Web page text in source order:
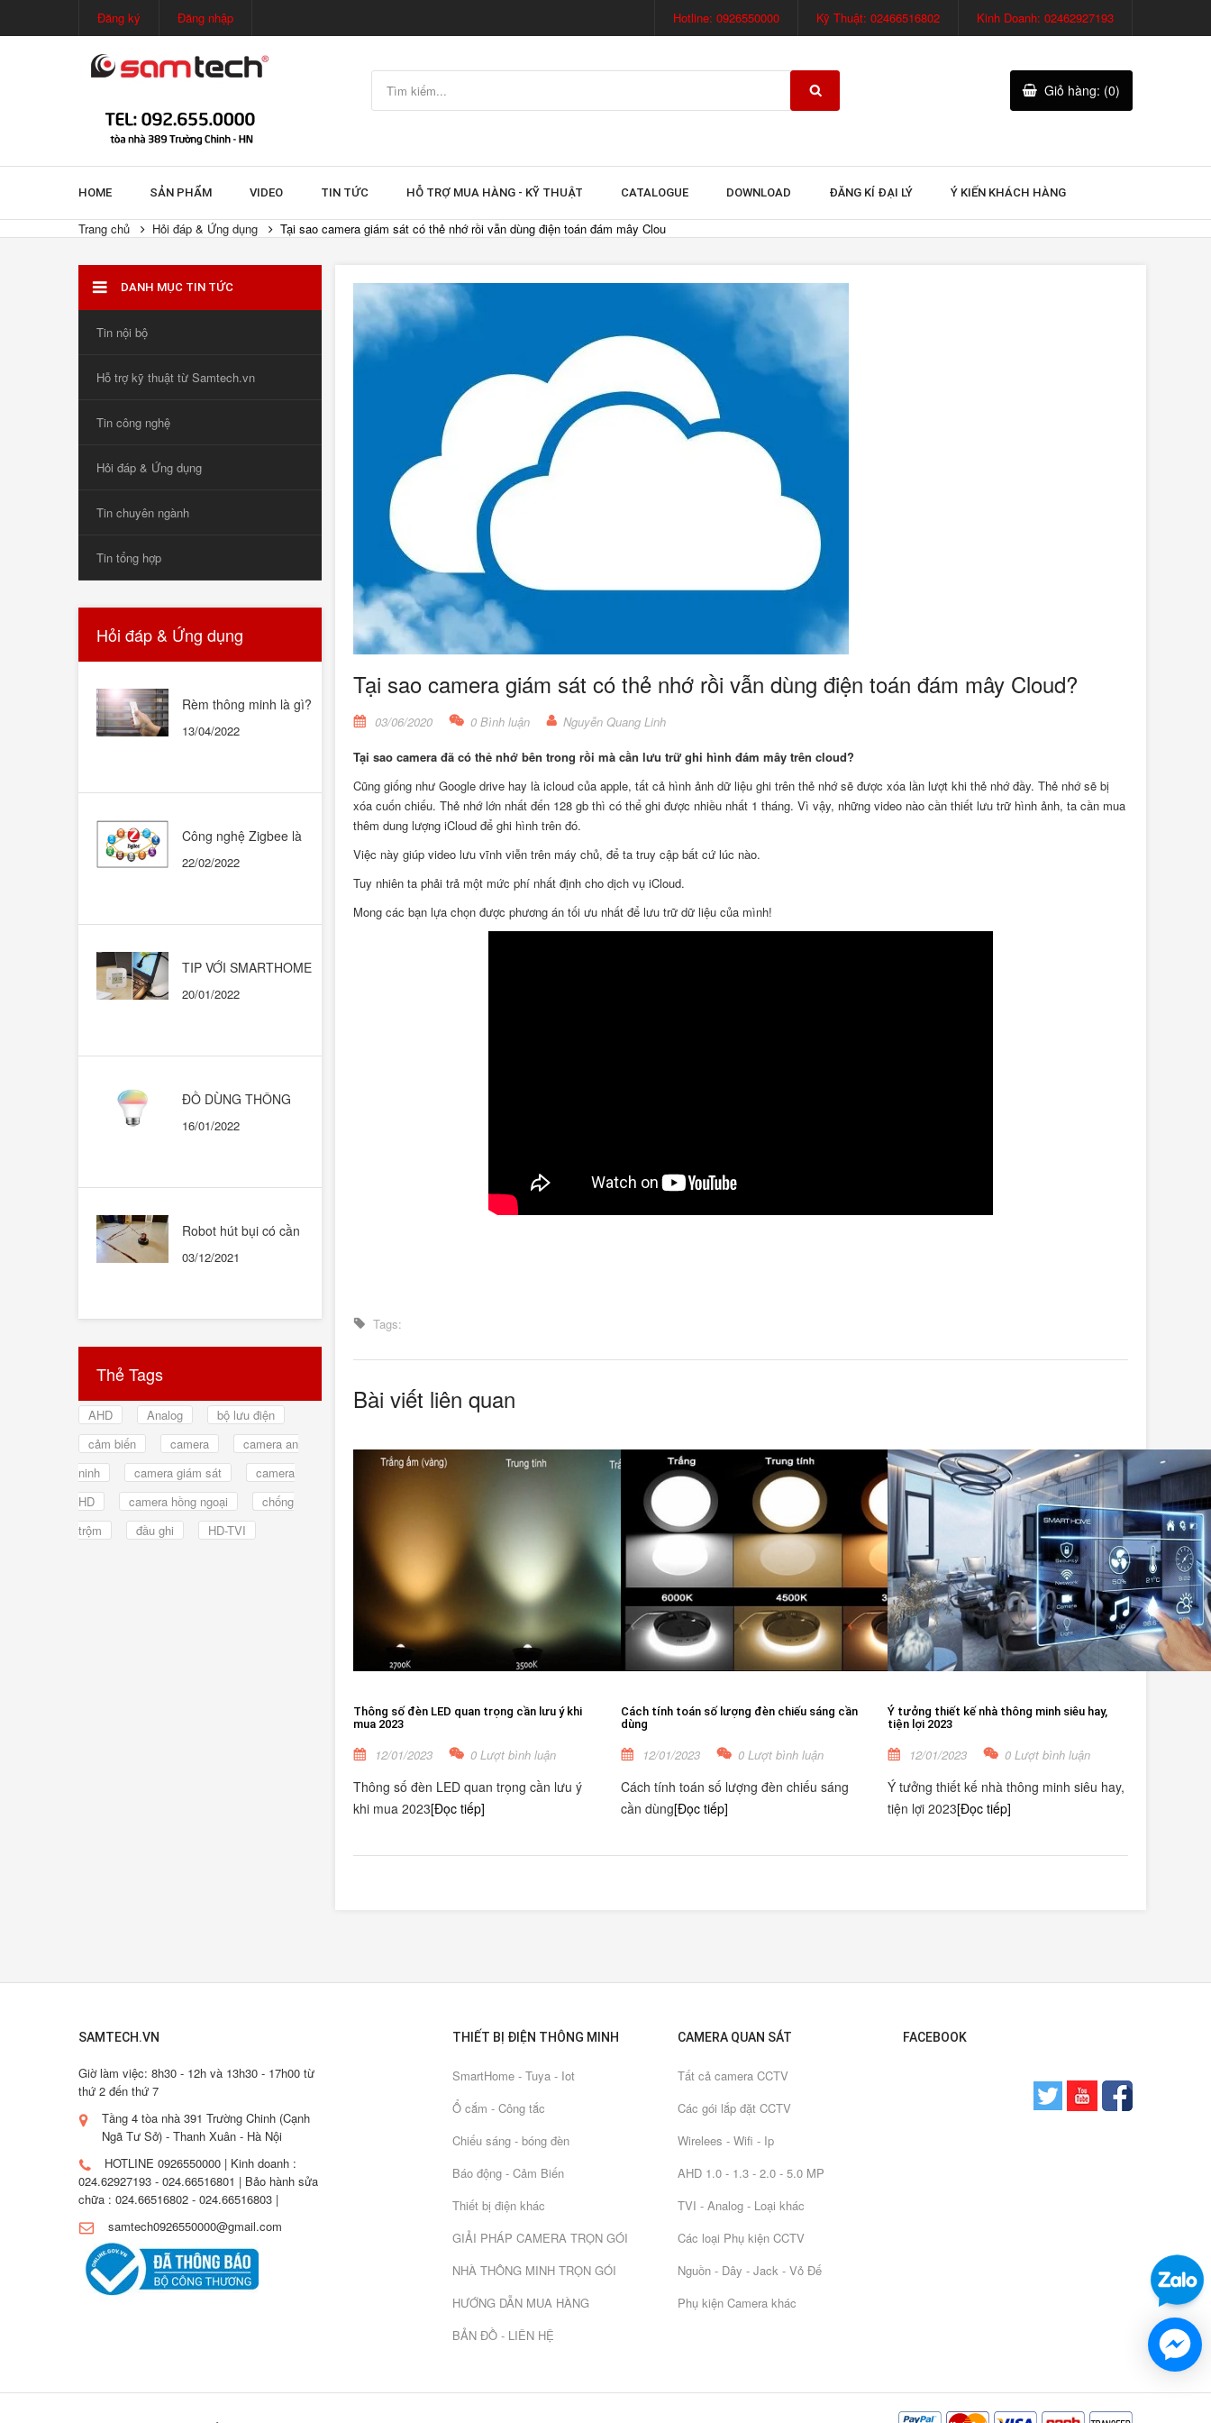
Đăng ký Đăng nhập Hotline: 0926550000 Kỹ Thuật: 02466516802 Kinh Doanh: 02462927193
Giỏ hàng: (0)
HOME SẢN PHẨM VIDEO TIN TỨC HỖ TRỢ MUA HÀNG - KỸ THUẬT CATALOGUE DOWNLOAD ĐĂNG KÍ ĐẠI LÝ Ý KIẾN KHÁCH HÀNG
Trang chủ Hỏi đáp & Ứng dụng Tại sao camera giám sát có thẻ nhớ rồi vẫn dùng điện toán đám mây Clou
DANH MỤC TIN TỨC
Tin nội bộ
Hỗ trợ kỹ thuật từ Samtech.vn
Tin công nghệ
Hỏi đáp & Ứng dụng
Tin chuyên ngành
Tin tổng hợp
Hỏi đáp & Ứng dụng
Rèm thông minh là gì?
không? Có nên mua
13/04/2022
Công nghệ Zigbee là
những ngôi nhà thông
22/02/2022
TIP VỚI SMARTHOME
GOOGLE HOME
20/01/2022
ĐỒ DÙNG THÔNG
DÙNG CÁI NÀO?
16/01/2022
Robot hút bụi có cần
03/12/2021
Thẻ Tags
AHD Analog
bộ lưu điện
cảm biến
camera
camera an
ninh
camera giám sát
camera
HD
camera hồng ngoại
chống
trộm
đầu ghi HD-TVI
Tại sao camera giám sát có thẻ nhớ rồi vẫn dùng điện toán đám mây Cloud?
03/06/2020 0 Bình luận Nguyễn Quang Linh
Tại sao camera đã có thẻ nhớ bên trong rồi mà cần lưu trữ ghi hình đám mây trên cloud?
Cũng giống như Google drive hay là icloud của apple, tất cả hình ảnh dữ liệu ghi trên thẻ nhớ sẽ được xóa lần lượt khi thẻ nhớ đầy. Thẻ nhớ sẽ bị
xóa cuốn chiếu. Thẻ nhớ lớn nhất đến 128 gb thì có thể ghi được nhiều nhất 1 tháng. Vì vậy, những video nào cần thiết lưu trữ hình ảnh, ta cần mua
thêm dung lượng iCloud để ghi hình trên đó.
Việc này giúp video lưu vĩnh viễn trên máy chủ, để ta truy cập bất cứ lúc nào.
Tuy nhiên ta phải trả một mức phí nhất định cho dịch vụ iCloud.
Mong các bạn lựa chọn được phương án tối ưu nhất để lưu trữ dữ liệu của mình!
Tags:
Bài viết liên quan
Thông số đèn LED quan trọng cần lưu ý khi
mua 2023
12/01/2023 0 Lượt bình luận
Thông số đèn LED quan trọng cần lưu ý
khi mua 2023[Đọc tiếp]
Cách tính toán số lượng đèn chiếu sáng cần
dùng
12/01/2023 0 Lượt bình luận
Cách tính toán số lượng đèn chiếu sáng
cần dùng[Đọc tiếp]
Ý tưởng thiết kế nhà thông minh siêu hay,
tiện lợi 2023
12/01/2023 0 Lượt bình luận
Ý tưởng thiết kế nhà thông minh siêu hay,
tiện lợi 2023[Đọc tiếp]
SAMTECH.VN
Giờ làm việc: 8h30 - 12h và 13h30 - 17h00 từ
thứ 2 đến thứ 7
Tầng 4 tòa nhà 391 Trường Chinh (Cạnh
Ngã Tư Sở) - Thanh Xuân - Hà Nội
HOTLINE 0926550000 | Kinh doanh :
024.62927193 - 024.66516801 | Bảo hành sửa
chữa : 024.66516802 - 024.66516803 |
samtech0926550000@gmail.com
THIẾT BỊ ĐIỆN THÔNG MINH
SmartHome - Tuya - Iot
Ổ cắm - Công tắc
Chiếu sáng - bóng đèn
Báo động - Cảm Biến
Thiết bị điện khác
GIẢI PHÁP CAMERA TRỌN GÓI
NHÀ THÔNG MINH TRỌN GÓI
HƯỚNG DẪN MUA HÀNG
BẢN ĐỒ - LIÊN HỆ
CAMERA QUAN SÁT
Tất cả camera CCTV
Các gói lắp đặt CCTV
Wirelees - Wifi - Ip
AHD 1.0 - 1.3 - 2.0 - 5.0 MP
TVI - Analog - Loại khác
Các loại Phụ kiện CCTV
Nguồn - Dây - Jack - Vỏ Đế
Phụ kiện Camera khác
FACEBOOK